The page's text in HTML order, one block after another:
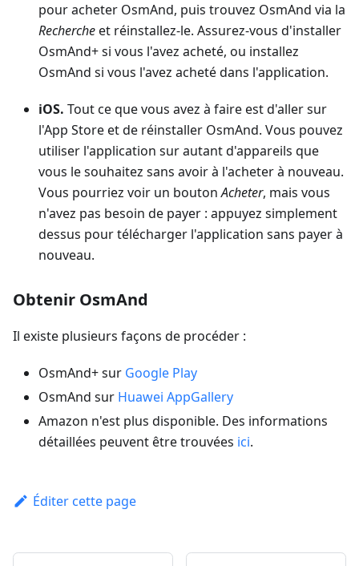
pour acheter OsmAnd, puis trouvez OsmAnd via la
Rechercheet réinstallez-le. Assurez-vous d'installer
OsmAnd+ si vous l'avez acheté, ou installez
OsmAnd si vous l'avez acheté dans l'application.
iOS. Tout ce que vous avez à faire est d'aller sur
l'App Store et de réinstaller OsmAnd. Vous pouvez
utiliser l'application sur autant d'appareils que
vous le souhaitez sans avoir à l'acheter à nouveau.
Vous pourriez voir un boutonAcheter, mais vous
n'avez pas besoin de payer : appuyez simplement
dessus pour télécharger l'application sans payer à
nouveau.
Obtenir OsmAnd
Il existe plusieurs façons de procéder :
OsmAnd+ sur Google Play
OsmAnd sur Huawei AppGallery
Amazon n'est plus disponible. Des informations
détaillées peuvent être trouvées ici.
Éditer cette page